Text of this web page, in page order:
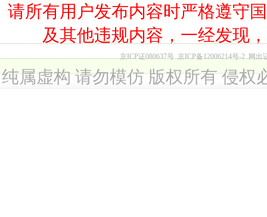
请所有用户发布内容时严格遵守
及其他违规内容，一经发现
京ICP证080637号 京ICP备12006214号-2 网出
纯属虚构 请勿模仿 版权所有 侵权